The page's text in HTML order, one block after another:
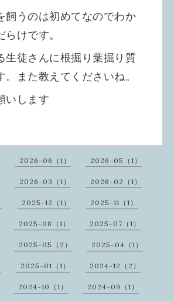
飼うのは初めてなのでわか
らけです。
生徒さんに根掘り葉掘り質
。また教えてくださいね。
いします
2026-06（1） 2026-05（1）
2026-03（1） 2026-02（1）
2025-12（1） 2025-11（1）
2025-08（1） 2025-07（1）
2025-05（2） 2025-04（1）
2025-01（1） 2024-12（2）
2024-10（1） 2024-09（1）